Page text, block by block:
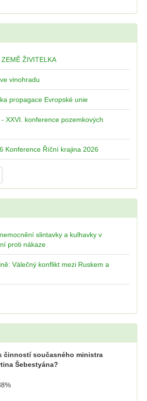
ŽIVITELKA
vinohradu
propagace Evropské unie
XXVI. konference pozemkových
Konference Říční krajina 2026
slintavky a kulhavky v
proti nákaze
Válečný konflikt mezi Ruskem a
činností současného ministra
Šebestyána?
%